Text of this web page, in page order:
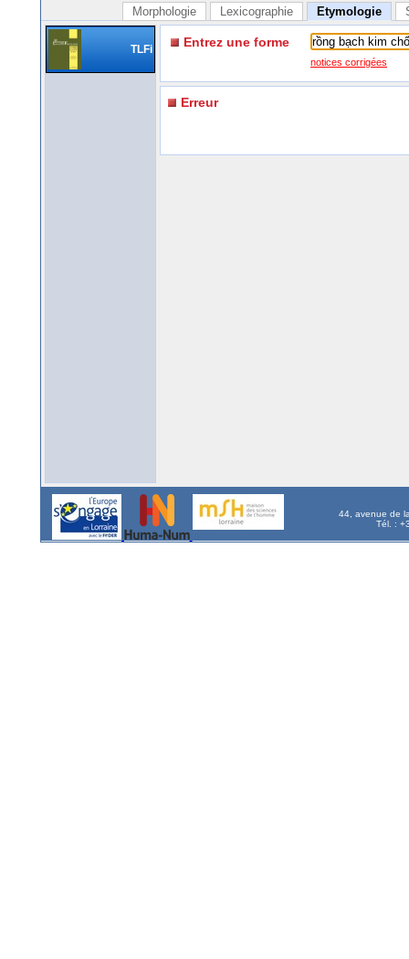
Morphologie Lexicographie Etymologie
TLFi Entrez une forme
notices corrigées
Erreur
44, avenue de
Tél. :